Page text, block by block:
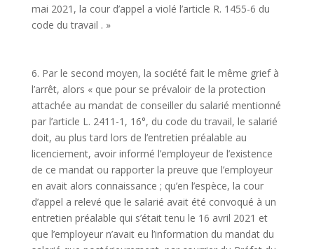
mai 2021, la cour d’appel a violé l’article R. 1455-6 du
code du travail . »
6. Par le second moyen, la société fait le même grief à
l’arrêt, alors « que pour se prévaloir de la protection
attachée au mandat de conseiller du salarié mentionné
par l’article L. 2411-1, 16°, du code du travail, le salarié
doit, au plus tard lors de l’entretien préalable au
licenciement, avoir informé l’employeur de l’existence
de ce mandat ou rapporter la preuve que l’employeur
en avait alors connaissance ; qu’en l’espèce, la cour
d’appel a relevé que le salarié avait été convoqué à un
entretien préalable qui s’était tenu le 16 avril 2021 et
que l’employeur n’avait eu l’information du mandat du